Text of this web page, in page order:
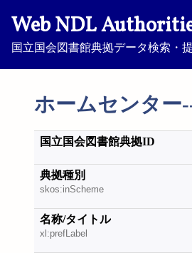
Web NDL
国立国会図書館典拠データ検索・
ホームセンター
国立国会図書館典拠ID
典拠種別
skos:inScheme
名称/タイトル
xl:prefLabel